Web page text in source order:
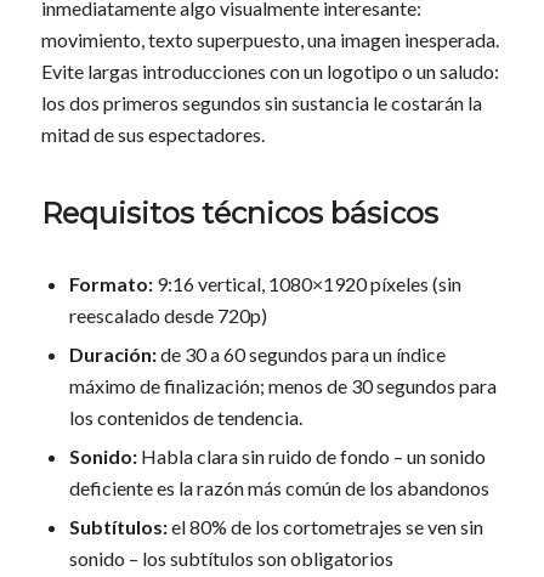
inmediatamente algo visualmente interesante:
movimiento, texto superpuesto, una imagen inesperada.
Evite largas introducciones con un logotipo o un saludo:
los dos primeros segundos sin sustancia le costarán la
mitad de sus espectadores.
Requisitos técnicos básicos
Formato:9:16 vertical, 1080×1920 píxeles (sin
reescalado desde 720p)
Duración:de 30 a 60 segundos para un índice
máximo de finalización; menos de 30 segundos para
los contenidos de tendencia.
Sonido:Habla clara sin ruido de fondo – un sonido
deficiente es la razón más común de los abandonos
Subtítulos:el 80% de los cortometrajes se ven sin
sonido – los subtítulos son obligatorios